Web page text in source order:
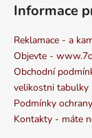
Informace
Reklamace - a
Objevte -
Obchodní
velikostni tabulky
Podmínky
Kontakty - máte